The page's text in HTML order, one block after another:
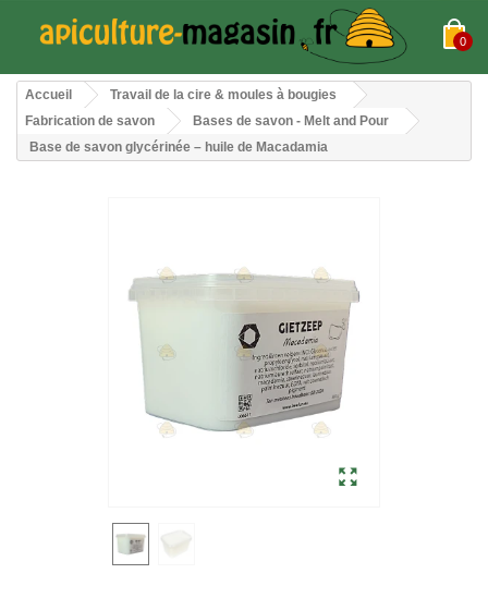
0
Accueil
Travail de la cire & moules à bougies
Fabrication de savon
Bases de savon - Melt and Pour
Base de savon glycérinée – huile de Macadamia